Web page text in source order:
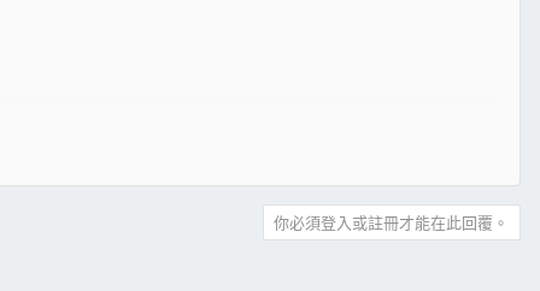
你必須登入或註冊才能在此回覆。